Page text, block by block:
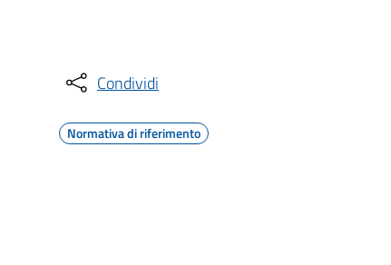
Condividi
Normativa di riferimento